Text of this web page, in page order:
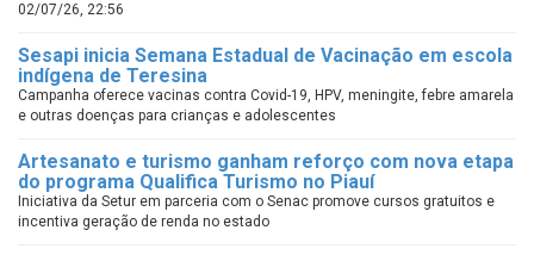
02/07/26, 22:56
Sesapi inicia Semana Estadual de Vacinação em escola
indígena de Teresina
Campanha oferece vacinas contra Covid-19, HPV, meningite, febre amarela
e outras doenças para crianças e adolescentes
Artesanato e turismo ganham reforço com nova etapa
do programa Qualifica Turismo no Piauí
Iniciativa da Setur em parceria com o Senac promove cursos gratuitos e
incentiva geração de renda no estado